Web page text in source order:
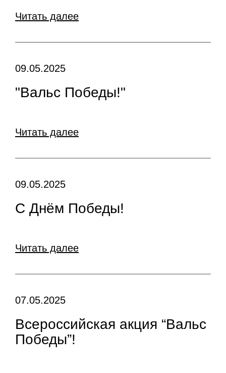
Читать далее
09.05.2025
"Вальс Победы!"
Читать далее
09.05.2025
С Днём Победы!
Читать далее
07.05.2025
Всероссийская акция “Вальс
Победы”!